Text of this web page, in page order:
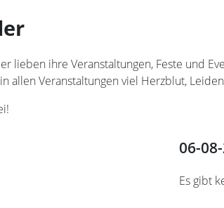
lieben ihre Veranstaltungen, Feste und
allen Veranstaltungen viel Herzblut,
06-
Es gibt